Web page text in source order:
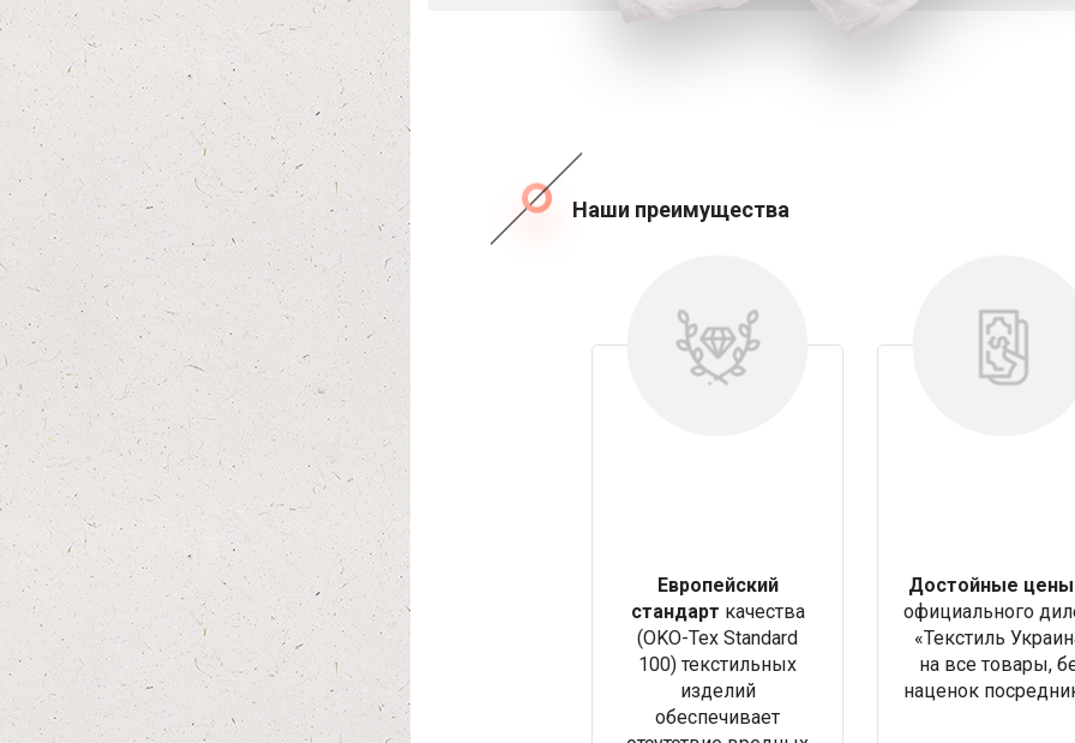
Наши преимущества
Европейский
стандарт качества
(OKO-Tex Standard
100) текстильных
изделий
обеспечивает
Достойные цены
официального
«Текстиль
на все товары,
наценок